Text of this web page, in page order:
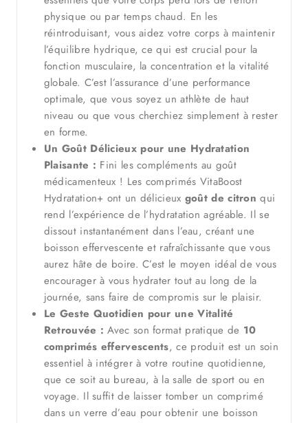
physique ou par temps chaud. En les
réintroduisant, vous aidez votre corps à maintenir
l’équilibre hydrique, ce qui est crucial pour la
fonction musculaire, la concentration et la vitalité
globale. C’est l’assurance d’une performance
optimale, que vous soyez un athlète de haut
niveau ou que vous cherchiez simplement à rester
en forme.
Un Goût Délicieux pour une Hydratation
Plaisante : Fini les compléments au goût
médicamenteux ! Les comprimés VitaBoost
Hydratation+ ont un délicieux goût de citron qui
rend l’expérience de l’hydratation agréable. Il se
dissout instantanément dans l’eau, créant une
boisson effervescente et rafraîchissante que vous
aurez hâte de boire. C’est le moyen idéal de vous
encourager à vous hydrater tout au long de la
journée, sans faire de compromis sur le plaisir.
Le Geste Quotidien pour une Vitalité
Retrouvée : Avec son format pratique de 10
comprimés effervescents, ce produit est un soin
essentiel à intégrer à votre routine quotidienne,
que ce soit au bureau, à la salle de sport ou en
voyage. Il suffit de laisser tomber un comprimé
dans un verre d’eau pour obtenir une boisson